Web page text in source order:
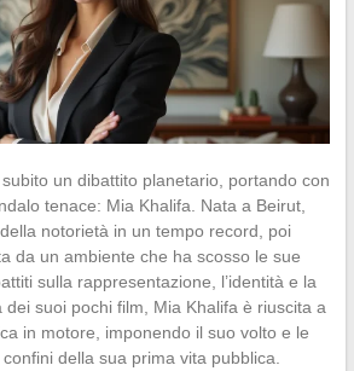
un dibattito planetario, portando con
tenace: Mia Khalifa. Nata a Beirut,
notorietà in un tempo record, poi
da un ambiente che ha scosso le sue
sulla rappresentazione, l’identità e la
dei suoi pochi film, Mia Khalifa è riuscita a
in motore, imponendo il suo volto e le
della sua prima vita pubblica.